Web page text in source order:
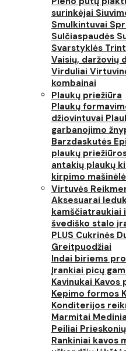
surinkėjai
Smulkintuvai
Sulčiaspaudės
Svarstyklės
Vaisių, daržovių
Virduliai
kombainai
Plaukų priežiūra
Plaukų
džiovintuvai
garbanojimo
Barzdaskutės
plaukų
antakių plaukų
kirpimo
Virtuvės
Aksesuarai
kamščiatraukiai
švediško stalo
PLUS Cukrinės
Greitpuodžiai
Indai biriems
Įrankiai picų
Kavinukai Kavos
Kepimo formos
Konditerijos
Marmitai
Peiliai
Rankiniai kavos